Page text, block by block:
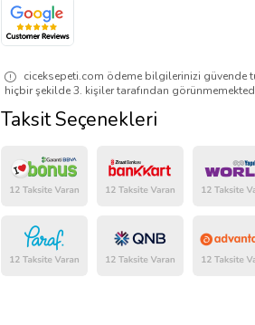
ciceksepeti.com ödeme bilgilerinizi güvende
hiçbir şekilde 3. kişiler tarafından
Taksit Seçenekleri